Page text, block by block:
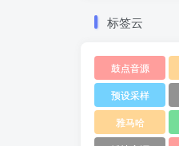
标签云
鼓点音源
预设采样
雅马哈